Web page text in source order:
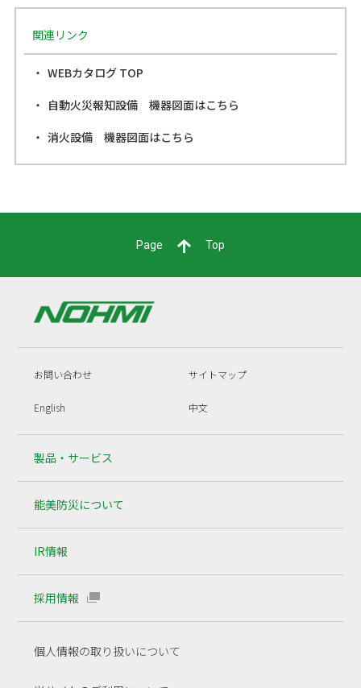
関連リンク
WEBカタログ TOP
自動火災報知設備 機器図面はこちら
消火設備 機器図面はこちら
Page Top
お問い合わせ サイトマップ
English 中文
製品・サービス
能美防災について
IR情報
採用情報
個人情報の取り扱いについて